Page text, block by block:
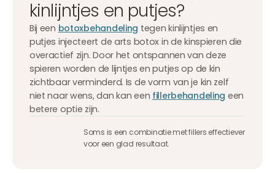
kinlijntjes en putjes?
Bij een botoxbehandeling tegen kinlijntjes en
putjes injecteert de arts botox in de kinspieren die
overactief zijn. Door het ontspannen van deze
spieren worden de lijntjes en putjes op de kin
zichtbaar verminderd. Is de vorm van je kin zelf
niet naar wens, dan kan een fillerbehandeling een
betere optie zijn.
Soms is een combinatie met fillers effectiever
voor een glad resultaat.